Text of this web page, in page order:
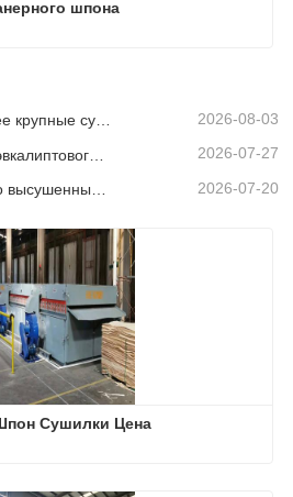
шпона
Действительно ли более крупные сушилки для шпона экономят деньги? 2026-08-03
2026-07-27
2026-07-20
Сушилки Цена